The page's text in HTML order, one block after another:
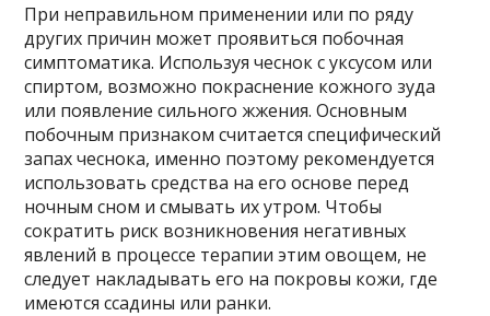
При неправильном применении или по ряду
других причин может проявиться побочная
симптоматика. Используя чеснок с уксусом или
спиртом, возможно покраснение кожного зуда
или появление сильного жжения. Основным
побочным признаком считается специфический
запах чеснока, именно поэтому рекомендуется
использовать средства на его основе перед
ночным сном и смывать их утром. Чтобы
сократить риск возникновения негативных
явлений в процессе терапии этим овощем, не
следует накладывать его на покровы кожи, где
имеются ссадины или ранки.